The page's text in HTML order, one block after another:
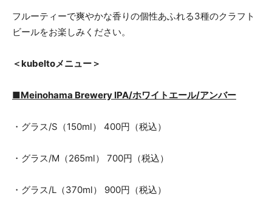
フルーティーで爽やかな香りの個性あふれる3種のクラフト
ビールをお楽しみください。
＜kubeltoメニュー＞
■Meinohama Brewery IPA/ホワイトエール/アンバー
・グラス/S（150ml） 400円（税込）
・グラス/M（265ml） 700円（税込）
・グラス/L（370ml） 900円（税込）